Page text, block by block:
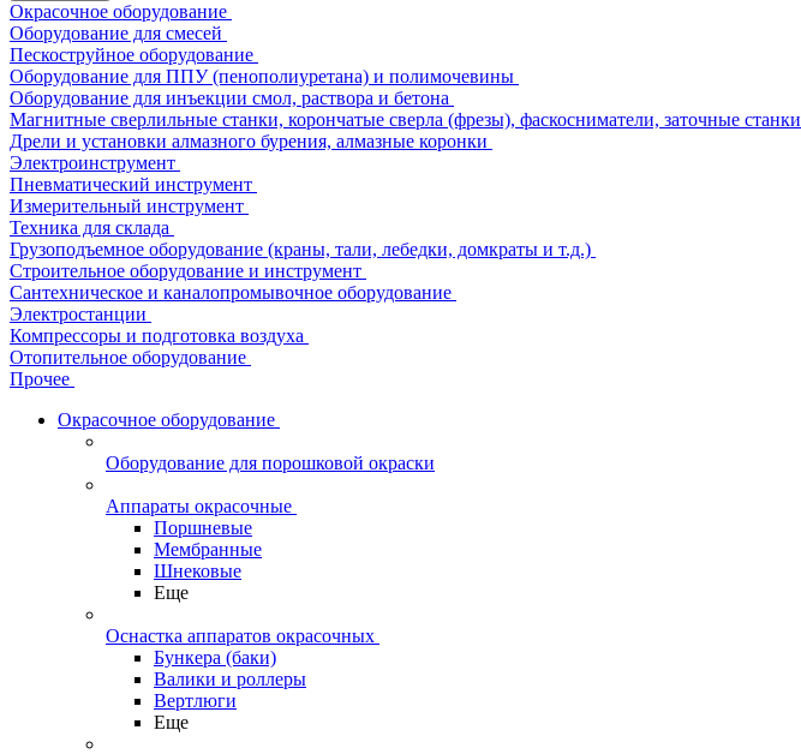
Окрасочное оборудование
Оборудование для смесей
Пескоструйное оборудование
Оборудование для ППУ (пенополиуретана) и полимочевины
Оборудование для инъекции смол, раствора и бетона
Магнитные сверлильные станки, корончатые сверла (фрезы), фаскосниматели, заточные станки
Дрели и установки алмазного бурения, алмазные коронки
Электроинструмент
Пневматический инструмент
Измерительный инструмент
Техника для склада
Грузоподъемное оборудование (краны, тали, лебедки, домкраты и т.д.)
Строительное оборудование и инструмент
Сантехническое и каналопромывочное оборудование
Электростанции
Компрессоры и подготовка воздуха
Отопительное оборудование
Прочее
Окрасочное оборудование
Оборудование для порошковой окраски
Аппараты окрасочные
Поршневые
Мембранные
Шнековые
Еще
Оснастка аппаратов окрасочных
Бункера (баки)
Валики и роллеры
Вертлюги
Еще